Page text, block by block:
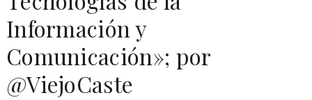
Información y
Comunicación»; por
@ViejoCaste